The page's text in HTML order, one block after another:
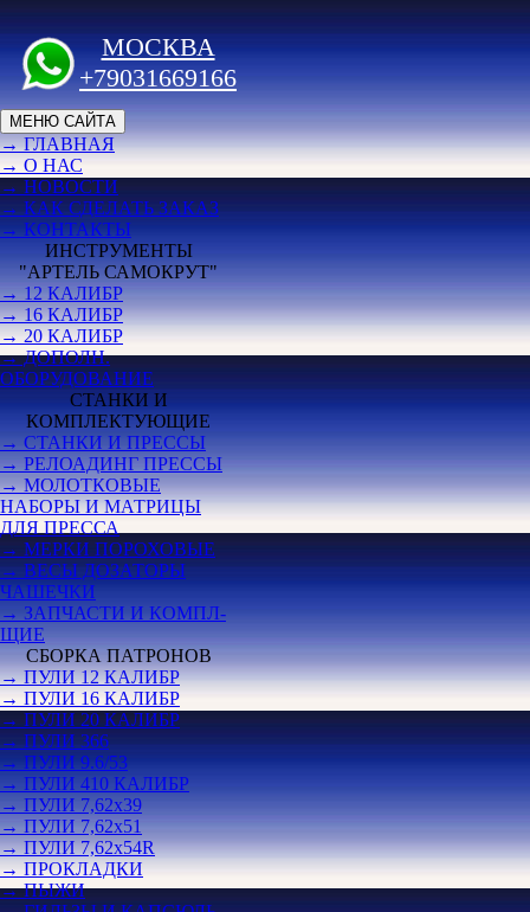
МОСКВА
+79031669166
МЕНЮ САЙТА
→ ГЛАВНАЯ
→ О НАС
→ НОВОСТИ
→ КАК СДЕЛАТЬ ЗАКАЗ
→ КОНТАКТЫ
ИНСТРУМЕНТЫ
"АРТЕЛЬ САМОКРУТ"
→ 12 КАЛИБР
→ 16 КАЛИБР
→ 20 КАЛИБР
→ ДОПОЛН.
ОБОРУДОВАНИЕ
СТАНКИ И
КОМПЛЕКТУЮЩИЕ
→ СТАНКИ И ПРЕССЫ
→ РЕЛОАДИНГ ПРЕССЫ
→ МОЛОТКОВЫЕ
НАБОРЫ И МАТРИЦЫ
ДЛЯ ПРЕССА
→ МЕРКИ ПОРОХОВЫЕ
→ ВЕСЫ ДОЗАТОРЫ
ЧАШЕЧКИ
→ ЗАПЧАСТИ И КОМПЛ-
ЩИЕ
СБОРКА ПАТРОНОВ
→ ПУЛИ 12 КАЛИБР
→ ПУЛИ 16 КАЛИБР
→ ПУЛИ 20 КАЛИБР
→ ПУЛИ 366
→ ПУЛИ 9.6/53
→ ПУЛИ 410 КАЛИБР
→ ПУЛИ 7,62х39
→ ПУЛИ 7,62х51
→ ПУЛИ 7,62х54R
→ ПРОКЛАДКИ
→ ПЫЖИ